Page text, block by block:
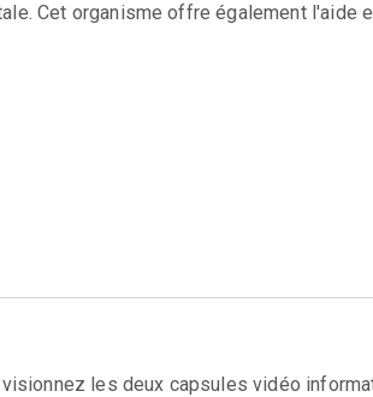
Cet organisme offre également l'aide
les deux capsules vidéo